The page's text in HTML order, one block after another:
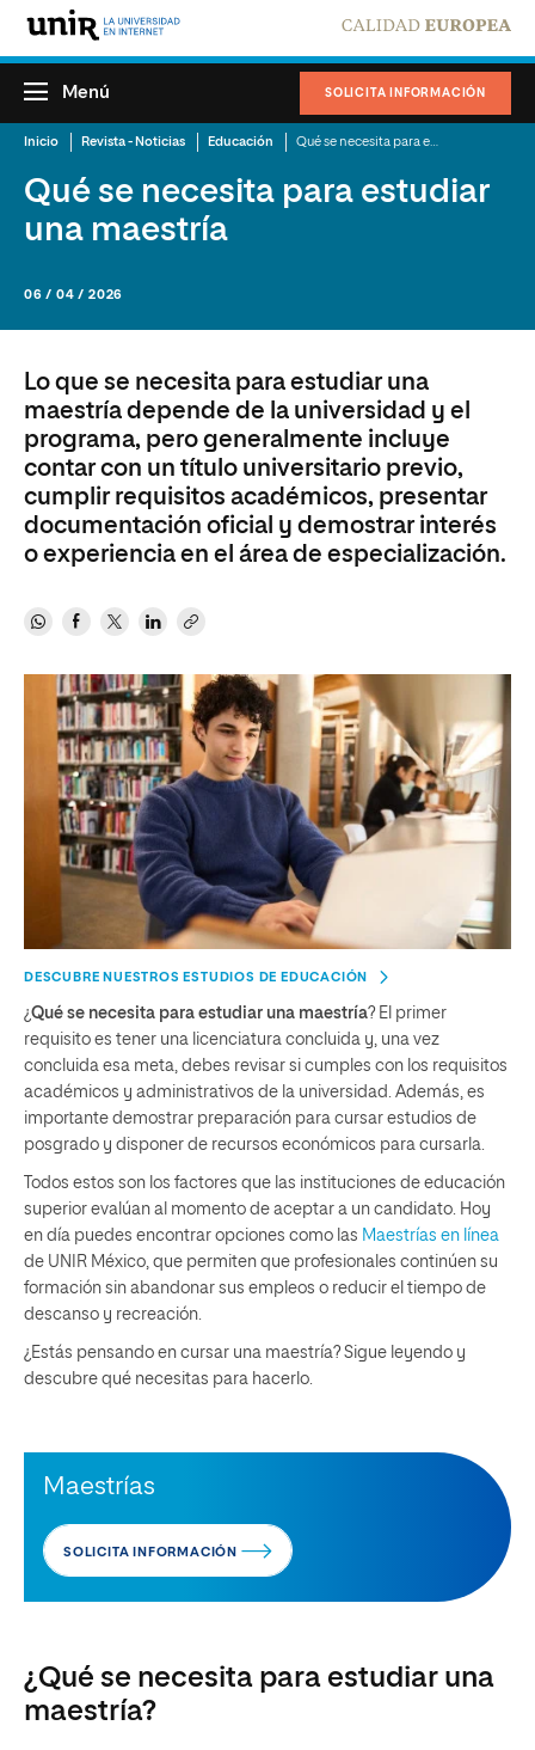
SOLICITA INFORMACIÓN
Menú
Inicio Revista - Noticias Educación
Qué se necesita para estudiar
una maestría
06 / 04 / 2026
Lo que se necesita para estudiar una
maestría depende de la universidad y el
programa, pero generalmente incluye
contar con un título universitario previo,
cumplir requisitos académicos, presentar
documentación oficial y demostrar interés
o experiencia en el área de especialización.
DESCUBRE NUESTROS ESTUDIOS DE EDUCACIÓN
¿Qué se necesita para estudiar una maestría? El primer
requisito es tener una licenciatura concluida y, una vez
concluida esa meta, debes revisar si cumples con los requisitos
académicos y administrativos de la universidad. Además, es
importante demostrar preparación para cursar estudios de
posgrado y disponer de recursos económicos para cursarla.
Todos estos son los factores que las instituciones de educación
superior evalúan al momento de aceptar a un candidato. Hoy
en día puedes encontrar opciones como las Maestrías en línea
de UNIR México, que permiten que profesionales continúen su
formación sin abandonar sus empleos o reducir el tiempo de
descanso y recreación.
¿Estás pensando en cursar una maestría? Sigue leyendo y
descubre qué necesitas para hacerlo.
Maestrías
SOLICITA INFORMACIÓN
¿Qué se necesita para estudiar una
maestría?